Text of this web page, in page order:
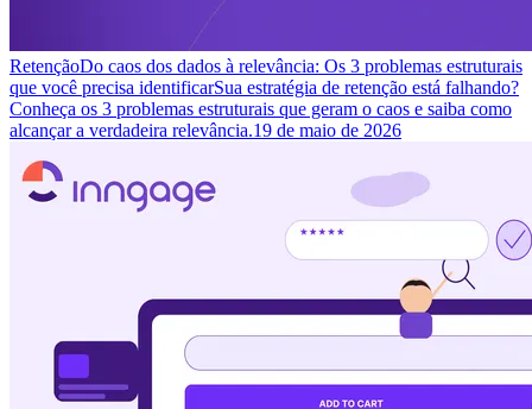
RetençãoDo caos dos dados à relevância: Os 3 problemas estruturais
que você precisa identificarSua estratégia de retenção está falhando?
Conheça os 3 problemas estruturais que geram o caos e saiba como
alcançar a verdadeira relevância.19 de maio de 2026